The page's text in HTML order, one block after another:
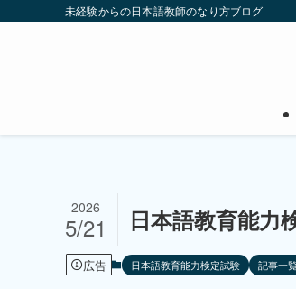
未経験からの日本語教師のなり方ブログ
日本語教育能力
2026
5/21
広告 日本語教育能力検定試験 記事一